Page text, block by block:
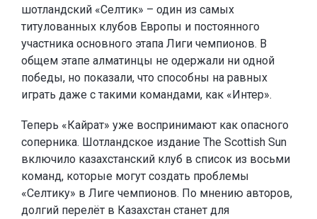
шотландский «Селтик» – один из самых
титулованных клубов Европы и постоянного
участника основного этапа Лиги чемпионов. В
общем этапе алматинцы не одержали ни одной
победы, но показали, что способны на равных
играть даже с такими командами, как «Интер».
Теперь «Кайрат» уже воспринимают как опасного
соперника. Шотландское издание The Scottish Sun
включило казахстанский клуб в список из восьми
команд, которые могут создать проблемы
«Селтику» в Лиге чемпионов. По мнению авторов,
долгий перелёт в Казахстан станет для